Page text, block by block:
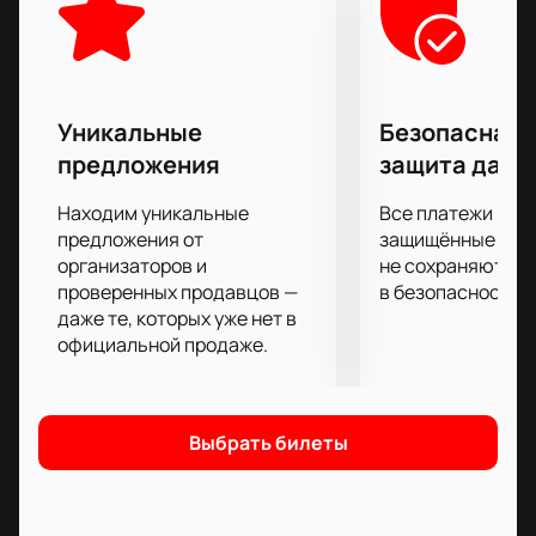
щедро делится со своими поклонниками.
Не упустите возможность посетить этот
грандиозный концерт!
вы можете
безопасность покупки через нашу платформу.
Уникальные
предложения
Находим уникальные
предложения от
организаторов и
проверенных продавцов —
даже те, которых уже нет в
официальной продаже.
Безопасная
защита
Все платежи
защищённые
не сохраняются
в безопасности.
Выбрать билеты